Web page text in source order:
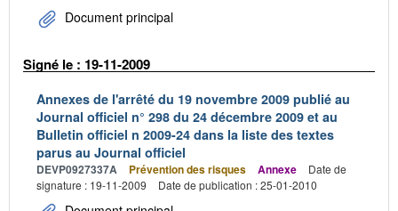
Document principal
Signé le : 19-11-2009
Annexes de l'arrêté du 19 novembre 2009 publié au
Journal officiel n° 298 du 24 décembre 2009 et au
Bulletin officiel n 2009-24 dans la liste des textes
parus au Journal officiel
DEVP0927337A Prévention des risques Annexe
Date de
signature : 19-11-2009
Date de publication : 25-01-2010